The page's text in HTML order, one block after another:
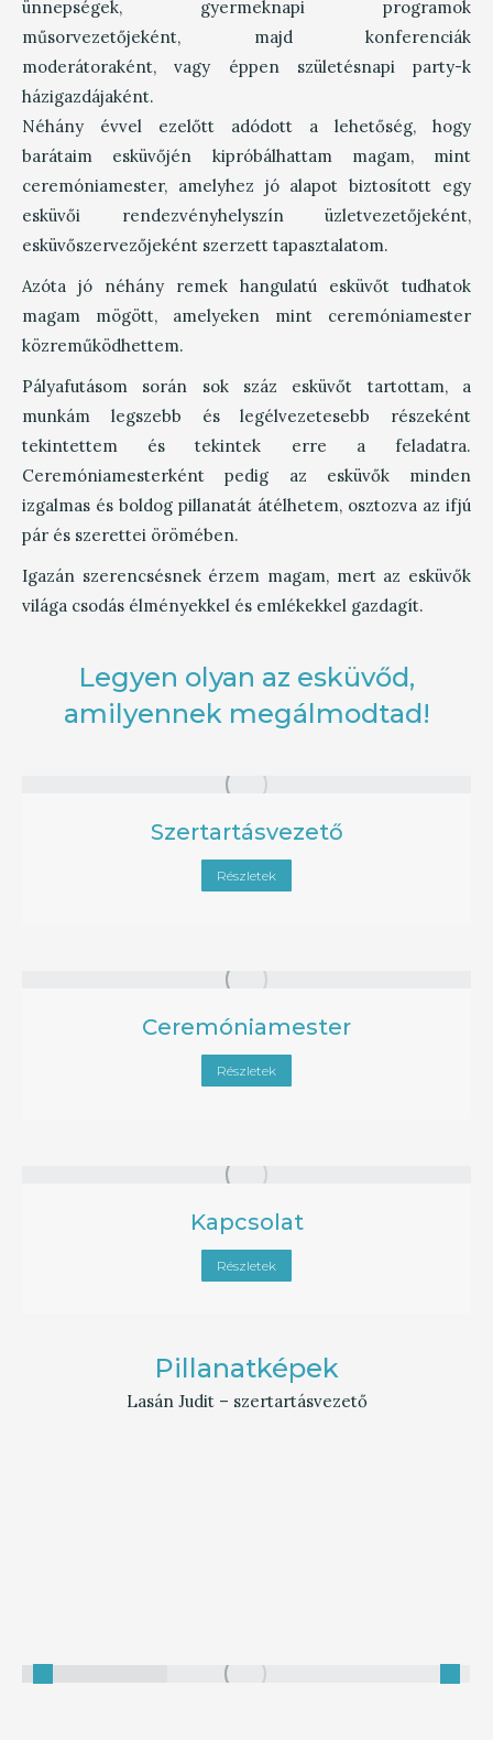
ünnepségek, gyermeknapi programok
műsorvezetőjeként, majd konferenciák
moderátoraként, vagy éppen születésnapi party-k
házigazdájaként.
Néhány évvel ezelőtt adódott a lehetőség, hogy
barátaim esküvőjén kipróbálhattam magam, mint
ceremóniamester, amelyhez jó alapot biztosított egy
esküvői rendezvényhelyszín üzletvezetőjeként,
esküvőszervezőjeként szerzett tapasztalatom.
Azóta jó néhány remek hangulatú esküvőt tudhatok
magam mögött, amelyeken mint ceremóniamester
közreműködhettem.
Pályafutásom során sok száz esküvőt tartottam, a
munkám legszebb és legélvezetesebb részeként
tekintettem és tekintek erre a feladatra.
Ceremóniamesterként pedig az esküvők minden
izgalmas és boldog pillanatát átélhetem, osztozva az ifjú
pár és szerettei örömében.
Igazán szerencsésnek érzem magam, mert az esküvők
világa csodás élményekkel és emlékekkel gazdagít.
Legyen olyan az esküvőd,
amilyennek megálmodtad!
Szertartásvezető
Részletek
Ceremóniamester
Részletek
Kapcsolat
Részletek
Pillanatképek
Lasán Judit – szertartásvezető